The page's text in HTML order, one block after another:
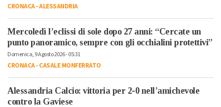
CRONACA-ALESSANDRIA
Mercoledì l’eclissi di sole dopo 27 anni: “Cercate un
punto panoramico, sempre con gli occhialini protettivi”
Domenica, 9 Agosto 2026 - 05:31
CRONACA-CASALE MONFERRATO
Alessandria Calcio: vittoria per 2-0 nell’amichevole
contro la Gaviese